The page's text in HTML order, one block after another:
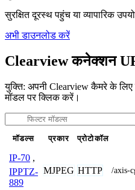
सुरक्षित दूरस्थ पहुंच या व्यापारिक
अभी डाउनलोड करें
Clearview कनेक्शन
युक्ति: अपनी Clearview कैमरे के
मॉडल पर क्लिक करें।
मॉडल्स प्रकार प्रोटोकॉल
IP-70 ,
IPPTZ-
889
MJPEG HTTP /axis-